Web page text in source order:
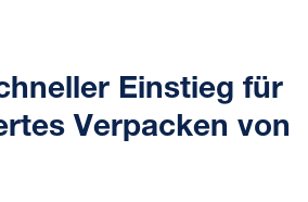
Einstieg für
Verpacken von